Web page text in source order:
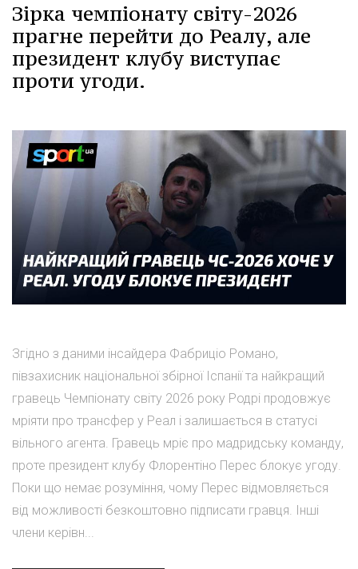
Зірка чемпіонату світу-2026
прагне перейти до Реалу, але
президент клубу виступає
проти угоди.
Згідно з даними інсайдера Фабриціо Романо,
півзахисник національної збірної Іспанії та найкращий
гравець Чемпіонату світу 2026 року Родрі продовжує
мріяти про трансфер у Реал і залишається в статусі
вільного агента. Гравець мріє про мадридську команду,
проте президент клубу Флорентіно Перес блокує угоду.
Поки що немає розуміння, чому Перес відмовляється
від можливості безкоштовно підписати гравця. Інші
члени керівн...